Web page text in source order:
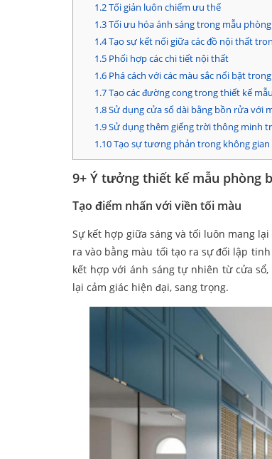
1.2Tối giản luôn chiếm ưu thế
1.3Tối ưu hóa ánh sáng trong mẫu
1.4Tạo sự kết nối giữa các đồ nội thất
1.5Phối hợp các chi tiết nội thất
1.6Phá cách với các màu sắc nổi bật
1.7Tạo các đường cong trong thiết kế
1.8Sử dụng cửa sổ dài bằng bồn rửa với
1.9Sử dụng thêm giếng trời thông minh
1.10Tạo sự tương phản trong không gian
9+ Ý tưởng thiết kế mẫu phòng
Tạo điểm nhấn với viền tối màu
Sự kết hợp giữa sáng và tối luôn mang
ra vào bằng màu tối tạo ra sự đối lập
kết hợp với ánh sáng tự nhiên từ cửa
lại cảm giác hiện đại, sang trọng.